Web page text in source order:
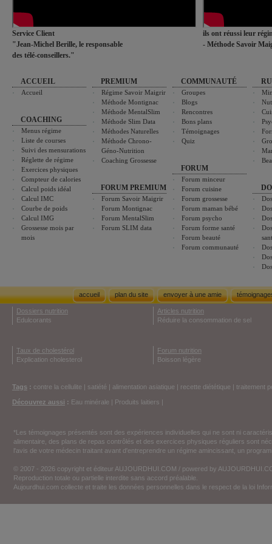
Service Client
"Jean-Michel Berille, le responsable
des télé-conseillers."
ils ont réussi leur
- Méthode Savoir
ACCUEIL
Accueil
COACHING
Menus régime
Liste de courses
Suivi des mensurations
Réglette de régime
Exercices physiques
Compteur de calories
Calcul poids idéal
Calcul IMC
Courbe de poids
Calcul IMG
Grossesse mois par
mois
PREMIUM
Régime Savoir Maigrir
Méthode Montignac
Méthode MentalSlim
Méthode Slim Data
Méthodes Naturelles
Méthode Chrono-
Géno-Nutrition
Coaching Grossesse
FORUM PREMIUM
Forum Savoir Maigrir
Forum Montignac
Forum MentalSlim
Forum SLIM data
COMMUNAUTÉ
Groupes
Blogs
Rencontres
Bons plans
Témoignages
Quiz
FORUM
Forum minceur
Forum cuisine
Forum grossesse
Forum maman bébé
Forum psycho
Forum forme santé
Forum beauté
Forum communauté
accueil plan du site envoyer à une amie
Dossiers nutrition
Edulcorants
Articles nutrition
Réduire la consommation de sel
Taux de cholestérol
Explication cholesterol
Forum nutrition
Boisson légère
Tags : contre la cellulite | satiété | alimentation asiatique | recette diététique | traitement
Découvrez aussi : Eau minérale | Produits laitiers |
*Les témoignages présentés sont des expériences individuelles qui ne sont ni
alimentaire, des plans de repas contrôlés et des exercices physiques réguliers sont
l'avis de votre médecin traitant avant d'entreprendre un régime amincissant, un
© 2007 - 2026 copyright et éditeur AUJOURDHUI.COM / powered by
Reproduction totale ou partielle interdite sans accord préalable.
Aujourdhui.com collecte et traite les données personnelles dans le respect de la loi